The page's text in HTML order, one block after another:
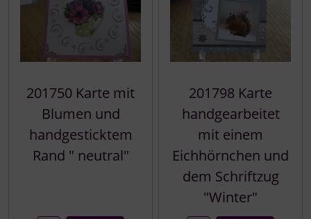
201750 Karte mit
Blumen und
handgesticktem
Rand " neutral"
201798 Karte
handgearbeitet
mit einem
Eichhörnchen und
dem Schriftzug
"Winter"